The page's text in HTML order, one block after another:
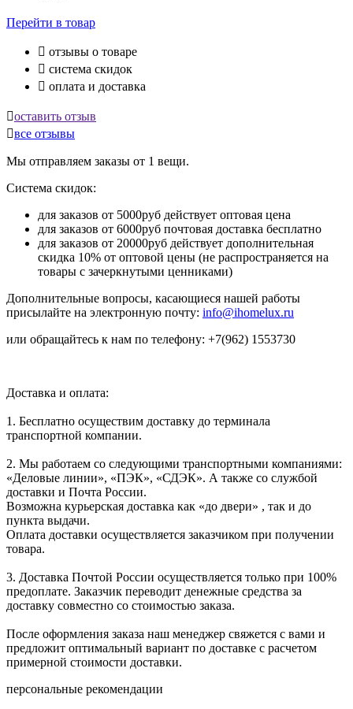
Перейти в товар
 отзывы о товаре
 система скидок
 оплата и доставка
оставить отзыв
все отзывы
Мы отправляем заказы от 1 вещи.
Система скидок:
для заказов от 5000руб действует оптовая цена
для заказов от 6000руб почтовая доставка бесплатно
для заказов от 20000руб действует дополнительная
скидка 10% от оптовой цены (не распространяется на
товары с зачеркнутыми ценниками)
Дополнительные вопросы, касающиеся нашей работы
присылайте на электронную почту: info@ihomelux.ru
или обращайтесь к нам по телефону: +7(962) 1553730
Доставка и оплата:
1. Бесплатно осуществим доставку до терминала
транспортной компании.
2. Мы работаем со следующими транспортными компаниями:
«Деловые линии», «ПЭК», «СДЭК». А также со службой
доставки и Почта России.
Возможна курьерская доставка как «до двери» , так и до
пункта выдачи.
Оплата доставки осуществляется заказчиком при получении
товара.
3. Доставка Почтой России осуществляется только при 100%
предоплате. Заказчик переводит денежные средства за
доставку совместно со стоимостью заказа.
После оформления заказа наш менеджер свяжется с вами и
предложит оптимальный вариант по доставке с расчетом
примерной стоимости доставки.
персональные рекомендации